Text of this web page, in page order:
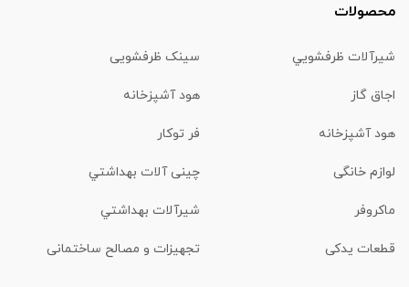
محصولات
شیرآلات ظرفشويي سینک ظرفشویی
اجاق گاز هود آشپزخانه
هود آشپزخانه فر توکار
لوازم خانگی چینی آلات بهداشتي
ماكروفر شیرآلات بهداشتي
قطعات یدکی تجهیزات و مصالح ساختمانی